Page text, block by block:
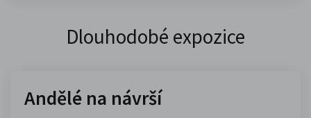
Dlouhodobé expozice
Andělé na návrší